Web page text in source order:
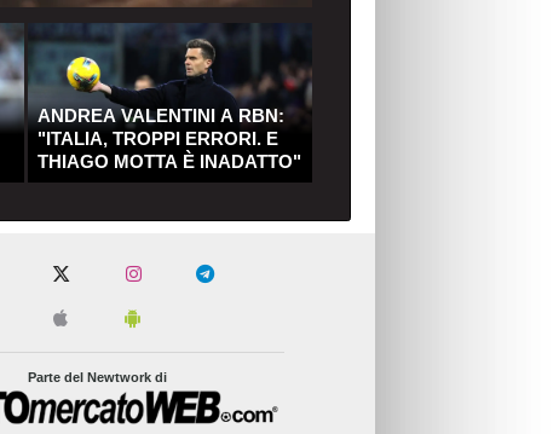
ANDREA VALENTINI A RBN:
"ITALIA, TROPPI ERRORI. E
THIAGO MOTTA È INADATTO"
Parte del Newtwork di